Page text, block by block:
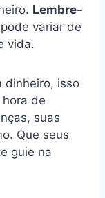
Lembre-
variar de
vida.
dinheiro, isso
de
suas
Que seus
guie na